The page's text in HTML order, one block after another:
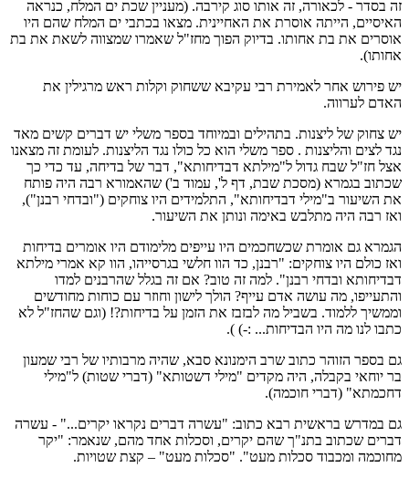
זה בסדר - לכאורה, זה אותו סוג קירבה. (מעניין שכת ים המלח, כנראה
האיסיים, הייתה אוסרת את האחיינית. מצאו בכתבי ים המלח שהם היו
אוסרים את בת אחותו. בדיוק הפוך מחז"ל שאמרו שמצווה לשאת את בת
אחותו).
יש פירוש אחר לאמירת רבי עקיבא ששחוק וקלות ראש מרגילין את
האדם לערווה.
יש צחוק של ליצנות. בתהילים ובמיוחד בספר משלי יש דברים קשים מאד
נגד לצים והליצנות . ספר משלי הוא כל כולו נגד הליצנות. לעומת זה מצאנו
אצל חז"ל שבח גדול ל"מילתא דבדיחותא", דבר של בדיחה, עד כדי כך
שכתוב בגמרא (מסכת שבת, דף ל', עמוד ב') שהאמורא רבה היה פותח
את השיעור ב"מילי דבדיחותא", התלמידים היו צוחקים ("ובדחי רבנן"),
ואז רבה היה מתלבש באימה ונותן את השיעור.
הגמרא גם אומרת שכשחכמים היו עייפים מלימודם היו אומרים בדיחות
ואז כולם היו צוחקים: "רבנן, כד הוו חלשי בגרסייהו, הוו קא אמרי מילתא
דבדיחותא ובדחי רבנן". למה זה טוב? אם זה בגלל שהרבנים למדו
והתעייפו, מה עושה אדם עייף? הולך לישון וחוזר עם כוחות מחודשים
וממשיך ללמוד. בשביל מה לבזבז את הזמן על בדיחות?! (וגם שהחז"ל לא
כתבו לנו מה היו הבדיחות... :-) ).
גם בספר הזוהר כתוב שרב הימנונא סבא, שהיה מרבותיו של רבי שמעון
בר יוחאי בקבלה, היה מקדים "מילי דשטותא" (דברי שטות) ל"מילי
דחכמתא" (דברי חוכמה).
גם במדרש בראשית רבא כתוב: "עשרה דברים נקראו יקרים..." - עשרה
דברים שכתוב בתנ"ך שהם יקרים, וסכלות אחד מהם, שנאמר: "יקר
מחוכמה ומכבוד סכלות מעט". "סכלות מעט" – קצת שטויות.